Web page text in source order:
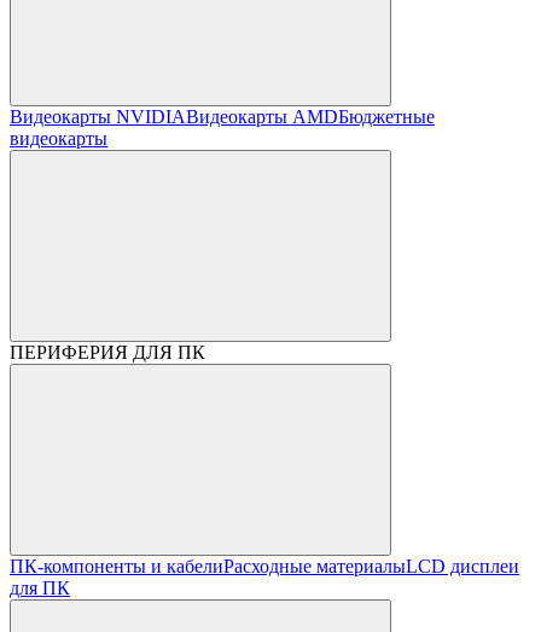
Видеокарты NVIDIAВидеокарты AMDБюджетные
видеокарты
ПЕРИФЕРИЯ ДЛЯ ПК
ПК-компоненты и кабелиРасходные материалыLCD дисплеи
для ПК